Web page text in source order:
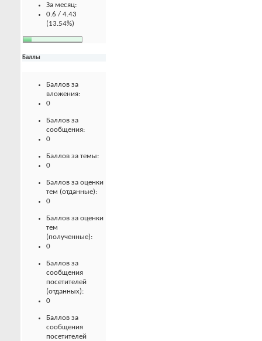
За месяц:
0.6 / 4.43
(13.54%)
Баллы
Баллов за
вложения:
0
Баллов за
сообщения:
0
Баллов за темы:
0
Баллов за оценки
тем (отданные):
0
Баллов за оценки
тем
(полученные):
0
Баллов за
сообщения
посетителей
(отданных):
0
Баллов за
сообщения
посетителей